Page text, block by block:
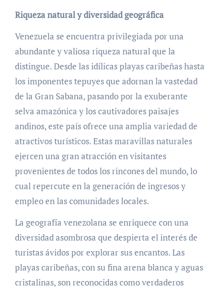
Riqueza natural y diversidad geográfica
Venezuela se encuentra privilegiada por una
abundante y valiosa riqueza natural que la
distingue. Desde las idílicas playas caribeñas hasta
los imponentes tepuyes que adornan la vastedad
de la Gran Sabana, pasando por la exuberante
selva amazónica y los cautivadores paisajes
andinos, este país ofrece una amplia variedad de
atractivos turísticos. Estas maravillas naturales
ejercen una gran atracción en visitantes
provenientes de todos los rincones del mundo, lo
cual repercute en la generación de ingresos y
empleo en las comunidades locales.
La geografía venezolana se enriquece con una
diversidad asombrosa que despierta el interés de
turistas ávidos por explorar sus encantos. Las
playas caribeñas, con su fina arena blanca y aguas
cristalinas, son reconocidas como verdaderos